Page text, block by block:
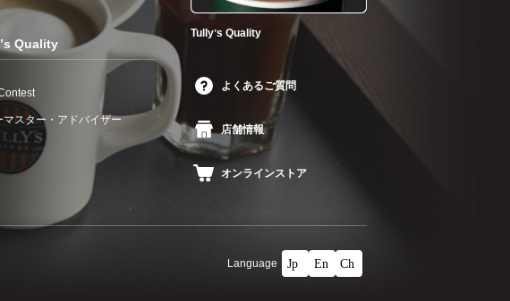
Quality
マスター・アドバイザー
Tullyʼs Quality
よくあるご質問
店舗情報
オンラインストア
Language